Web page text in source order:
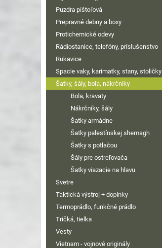
Puzdra pištoľová
Prepravné debny a boxy
Protichemické odevy
Rádiostanice, telefóny, príslušenstvo
Rukavice
Spacie vaky, karimatky, stany, stoličky
Šatky, šály, bola, nákrčníky
Bola, kravaty
Nákrčníky, šály
Šatky armádne
Šatky palestínskej shemagh
Šatky s potlačou
Šály pre ostreľovača
Šatky viazacie na hlavu
Svetre
Taktická výstroj + doplnky
Termoprádlo, funkčné prádlo
Tričká, tielka
Vesty
Vietnam - vojnové originály